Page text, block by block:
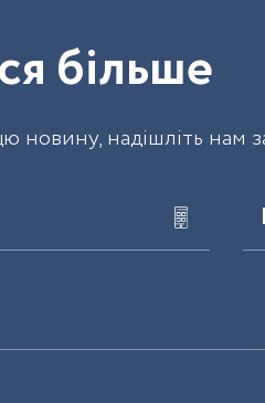
ся більше
новину, надішліть нам